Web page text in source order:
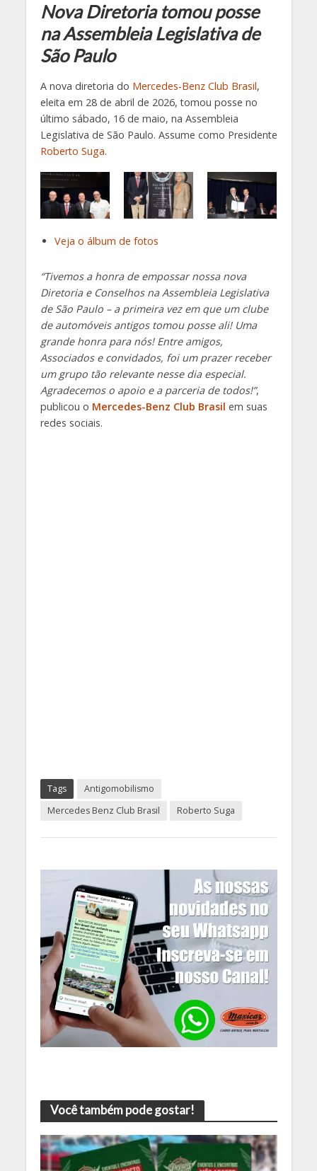
Nova Diretoria tomou posse
na Assembleia Legislativa de
São Paulo
A nova diretoria do Mercedes-Benz Club Brasil,
eleita em 28 de abril de 2026, tomou posse no
último sábado, 16 de maio, na Assembleia
Legislativa de São Paulo. Assume como Presidente
Roberto Suga.
Veja o álbum de fotos
“Tivemos a honra de empossar nossa nova
Diretoria e Conselhos na Assembleia Legislativa
de São Paulo – a primeira vez em que um clube
de automóveis antigos tomou posse ali! Uma
grande honra para nós! Entre amigos,
Associados e convidados, foi um prazer receber
um grupo tão relevante nesse dia especial.
Agradecemos o apoio e a parceria de todos!”,
publicou o Mercedes-Benz Club Brasil em suas
redes sociais.
Tags
Antigomobilismo
Mercedes Benz Club Brasil
Roberto Suga
Você também pode gostar!